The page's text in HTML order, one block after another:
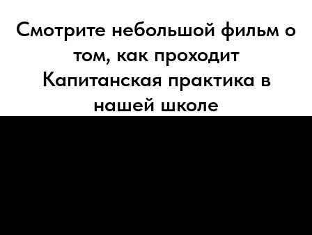
Смотрите небольшой фильм о
том, как проходит
Капитанская практика в
нашей школе